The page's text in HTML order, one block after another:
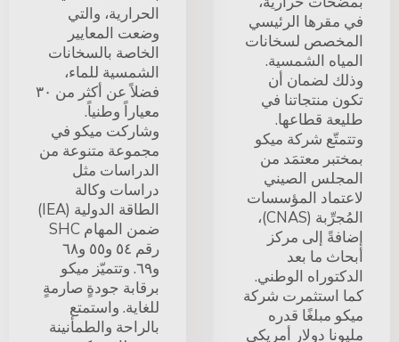
في مقرها الرئيسي
المخصص لسخانات
المياه الشمسية.
وذلك لضمان أن
تكون منتجاتنا في
طليعة قطاعها.
وتتمتّع شركة ميكو
بمختبر معتمَد من
المجلس الصيني
لاعتماد المؤسسات
المُجرِّبة (CNAS)،
إضافةً إلى مركز
أبحاث ما بعد
الدكتوراه الوطني.
كما استثمرت شركة
ميكو مبلغًا قدره
مليونا دولار أمريكي
الحرارية، والتي
وضعت المعايير
الخاصة بالسخانات
الشمسية للماء،
فضلاً عن أكثر من ٣٠
معياراً وطنياً.
وشاركت ميكو في
مجموعة متنوعة من
الدراسات مثل
دراسات وكالة
الطاقة الدولية (IEA)
ضمن المهام SHC
رقم ٥٤ و٥٥ و٦٨
و٦٩. وتتميّز ميكو
برقابة جودةٍ صارمةٍ
للغاية. واستمتع
بالراحة والطمأنينة